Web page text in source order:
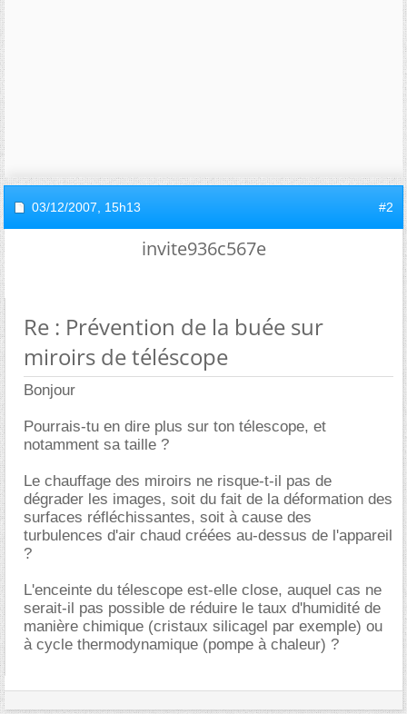
03/12/2007, 15h13 #2
invite936c567e
Re : Prévention de la buée sur
miroirs de téléscope
Bonjour
Pourrais-tu en dire plus sur ton télescope, et
notamment sa taille ?
Le chauffage des miroirs ne risque-t-il pas de
dégrader les images, soit du fait de la déformation des
surfaces réfléchissantes, soit à cause des
turbulences d'air chaud créées au-dessus de l'appareil
?
L'enceinte du télescope est-elle close, auquel cas ne
serait-il pas possible de réduire le taux d'humidité de
manière chimique (cristaux silicagel par exemple) ou
à cycle thermodynamique (pompe à chaleur) ?